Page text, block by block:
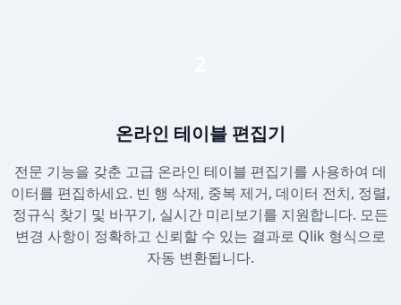
온라인 테이블 편집기
전문 기능을 갖춘 고급 온라인 테이블 편집기를 사용하여 데
이터를 편집하세요. 빈 행 삭제, 중복 제거, 데이터 전치, 정렬,
정규식 찾기 및 바꾸기, 실시간 미리보기를 지원합니다. 모든
변경 사항이 정확하고 신뢰할 수 있는 결과로 Qlik 형식으로
자동 변환됩니다.